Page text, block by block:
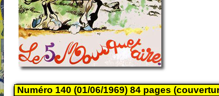
Numéro 140 (01/06/1969) 84 pages